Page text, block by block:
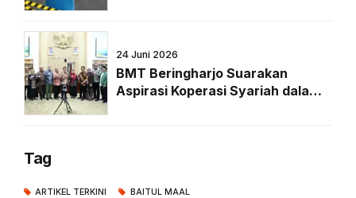
24 Juni 2026
BMT Beringharjo Suarakan
Aspirasi Koperasi Syariah dalam
Tag
ARTIKEL TERKINI
BAITUL MAAL